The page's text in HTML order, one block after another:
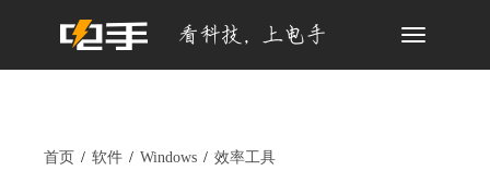
Toggle
首页 软件 Windows 效率工具